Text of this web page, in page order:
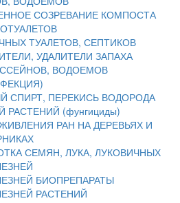
СОЗРЕВАНИЕ КОМПОСТА
ТУАЛЕТОВ, СЕПТИКОВ
УДАЛИТЕЛИ ЗАПАХА
ВОДОЕМОВ
СПИРТ, ПЕРЕКИСЬ ВОДОРОДА
РАСТЕНИЙ (фунгициды)
РАН НА ДЕРЕВЬЯХ И
СЕМЯН, ЛУКА, ЛУКОВИЧНЫХ
БИОПРЕПАРАТЫ
РАСТЕНИЙ